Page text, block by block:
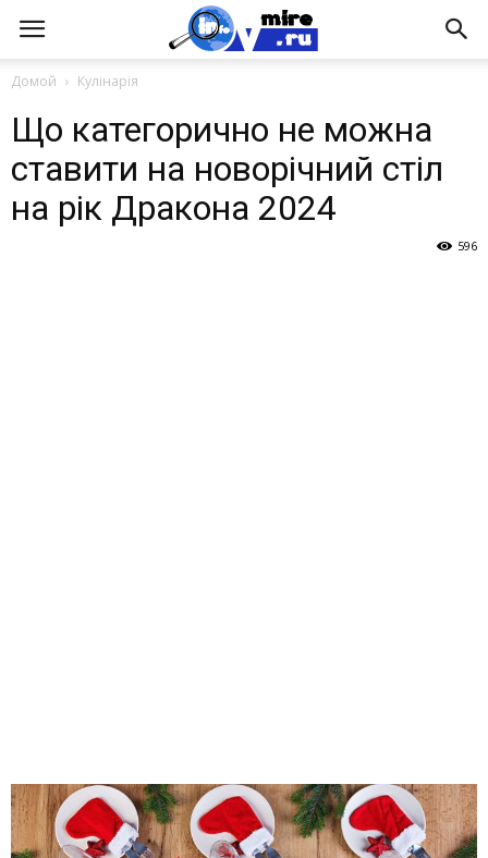
Домой Кулінарія
Що категорично не можна
ставити на новорічний стіл
на рік Дракона 2024
596